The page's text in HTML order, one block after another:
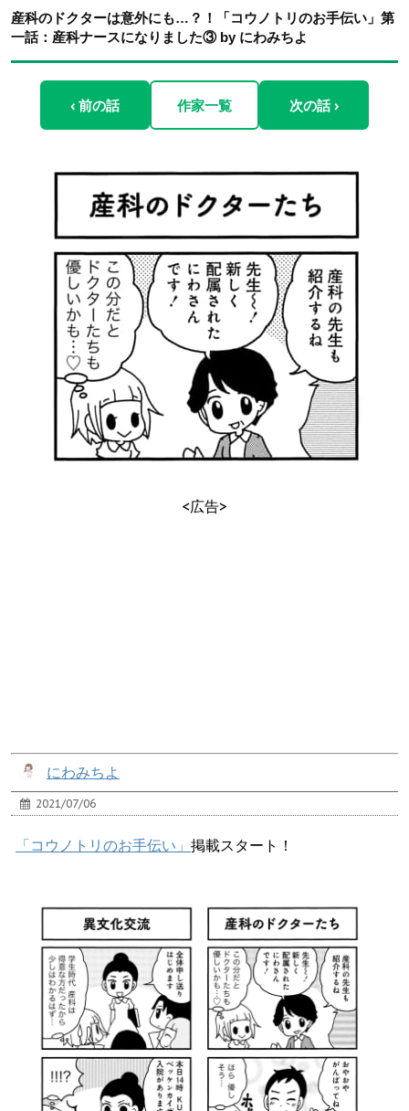
産科のドクターは意外にも…？！「コウノトリのお手伝い」第
一話：産科ナースになりました③ by にわみちよ
‹ 前の話 作家一覧 次の話 ›
<広告>
にわみちよ
2021/07/06
「コウノトリのお手伝い」 掲載スタート！